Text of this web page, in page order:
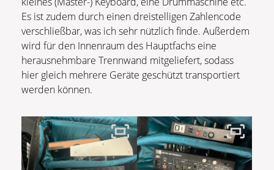
Es ist zudem durch einen dreistelligen Zahlencode
verschließbar, was ich sehr nützlich finde. Außerdem
wird für den Innenraum des Hauptfachs eine
herausnehmbare Trennwand mitgeliefert, sodass
hier gleich mehrere Geräte geschützt transportiert
werden können.